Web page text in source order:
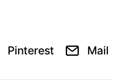
Pinterest Mail